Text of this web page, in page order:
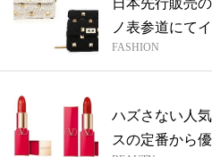
日本先行販売
ノ表参道にて
FASHION
ハズさない人
スの定番から